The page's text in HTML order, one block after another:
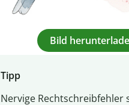
Bild
Tipp
Nervige Rechtschreibfehler